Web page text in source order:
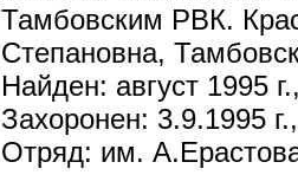
Тамбовским РВК.
Степановна,
Найден: август 1995
Захоронен: 3.9.1995
Отряд: им.